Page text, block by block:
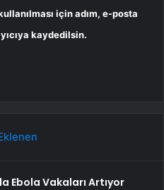
için adım, e-posta
kaydedilsin.
Ebola Vakaları Artıyor